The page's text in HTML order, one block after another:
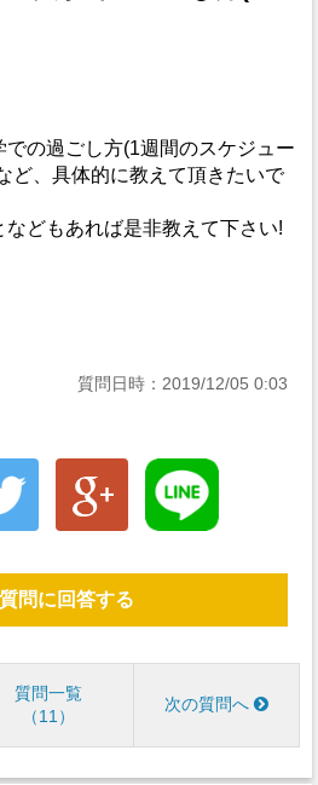
の過ごし方(1週間のスケジュー
ど、具体的に教えて頂きたいで
どもあれば是非教えて下さい!
質問日時：2019/12/05 0:03
問に回答する
質問一覧
11
次の質問へ